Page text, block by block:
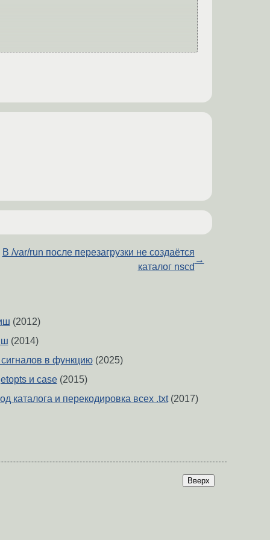
В /var/run после перезагрузки не создаётся
каталог nscd
→
(2012)
(2014)
в функцию(2025)
и case(2015)
каталога и перекодировка всех .txt(2017)
Вверх